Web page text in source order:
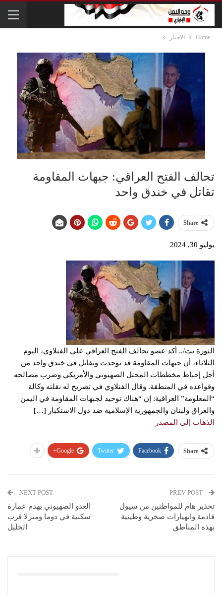
Home الاخبار
تحالف الفتح العراقي: جبهات المقاومة
تقاتل في خندق واحد
Share
يوليو 30, 2024
الثورة نت/.. أكد عضو تحالف الفتح العراقي علي الفتلاوي، اليوم
الثلاثاء، أن جبهات المقاومة قد توحدت وتقاتل في خندق واحد من
أجل إحباط مخططات المحتل الصهيوني والأمريكي وضرب مصالحه
وقواعده في المنطقة. وقال الفتلاوي في تصريح له نقلته وكالة
“المعلومة” العراقية: إن “هناك توحيد لجبهات المقاومة في اليمن
والعراق ولبنان والجمهورية الإسلامية ضد دول الاستكبار […]
الذهاب إلى المصدر
Share
Facebook
Twitter
Google+
تحذير هام للمواطنين من سيول
قادمة وانهيارات صخرية وطينية
بهذه المناطق
NEXT POST
العدو الصهيوني يهدم عمارة
سكنية في دوما ومنزلا قرب
الخليل